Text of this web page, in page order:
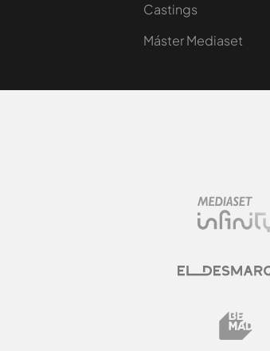
Castings
Máster Mediaset